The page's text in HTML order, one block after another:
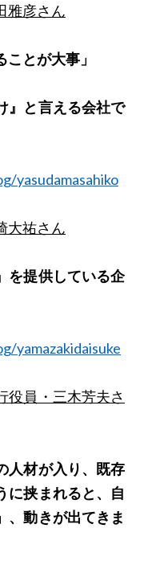
雅彦さん
ことが大事」
』と言える会社で
yasudamasahiko
大祐さん
を提供している企
yamazakidaisuke
役員・三木芳夫さ
人材が入り、既存
に挟まれると、自
、動きが出てきま